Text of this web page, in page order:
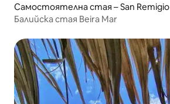
Самостоятелна стая – San Remigio
Балийска стая Beira Mar